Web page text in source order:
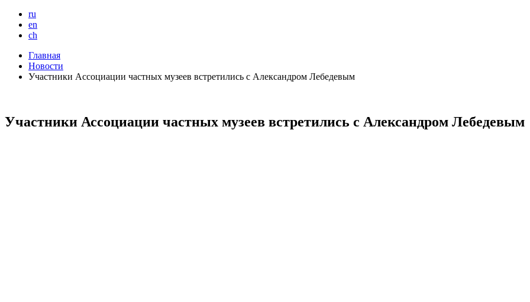
ru
en
ch
Главная
Новости
Участники Ассоциации частных музеев встретились с Александром Лебедевым
Участники Ассоциации частных музеев встретились с Александром Лебедевым